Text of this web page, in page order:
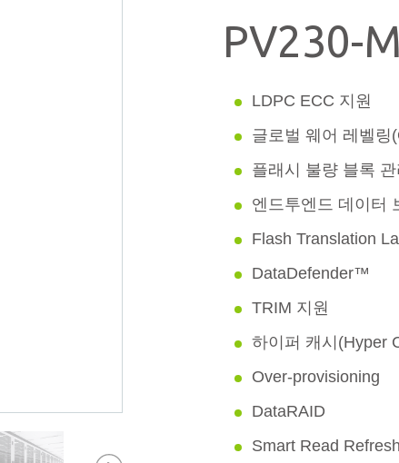
PV230-
LDPC ECC 지원
글로벌 웨어 레벨링
플래시 불량 블록 관
엔드투엔드 데이터
Flash Translation
DataDefender™
TRIM 지원
하이퍼 캐시(Hyper
Over-provisioning
DataRAID
Smart Read